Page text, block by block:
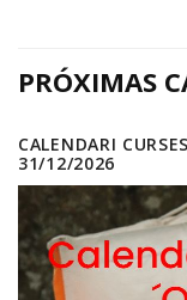
PRÓXIMAS
CALENDARI CURSES
31/12/2026